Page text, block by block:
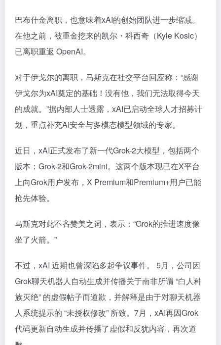
巴布什金离职，也意味着xAI的创始团队进一步缩减。
在他之前，被重金挖来的凯尔・科西奇（Kyle Kosic）
已离职重返 OpenAI。
对于伊戈尔的离职，马斯克在社交平台回应称：“感谢
伊戈尔为xAI奠定的基础！没有他，我们无法取得今天
的成就。”据内部人士透露，xAI已启动全球人才招募计
划，重点补充AI安全与多模态模型领域的专家。
近日，xAI正式发布了新一代Grok-2大模型，包括两个
版本：Grok-2和Grok-2mini。这两个版本现已在X平台
上向Grok用户发布，X Premium和Premium+用户已能
抢先体验。
马斯克对此不吝赞美之词，表示：“Grok的推进速度像
坐了火箭。”
不过，xAI 近期也曾深陷多起争议事件。 5月，公司因
Grok聊天机器人自动生成并传播关于南非所谓 “白人种
族灭绝” 的虚假帖子而道歉，并解释是由于对聊天机器
人系统提示的 “未授权修改” 所致。7月，xAI再因Grok
代码更新自动生成并传播了虚假和反犹内容，再次道